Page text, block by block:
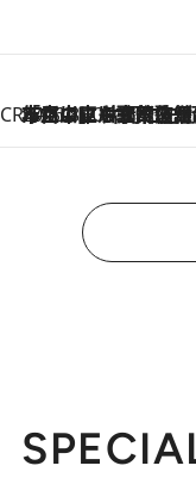
CREA'S CHOICE
2026.8.7
「立川にも歌舞伎があるんだよ」 片岡仁左衛門・市川中車ら豪華座組みで4年目